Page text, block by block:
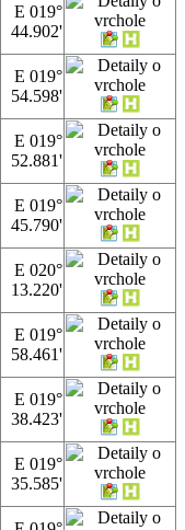
E 019°
44.902'
E 019°
54.598'
E 019°
52.881'
E 019°
45.790'
E 020°
13.220'
E 019°
58.461'
E 019°
38.423'
E 019°
35.585'